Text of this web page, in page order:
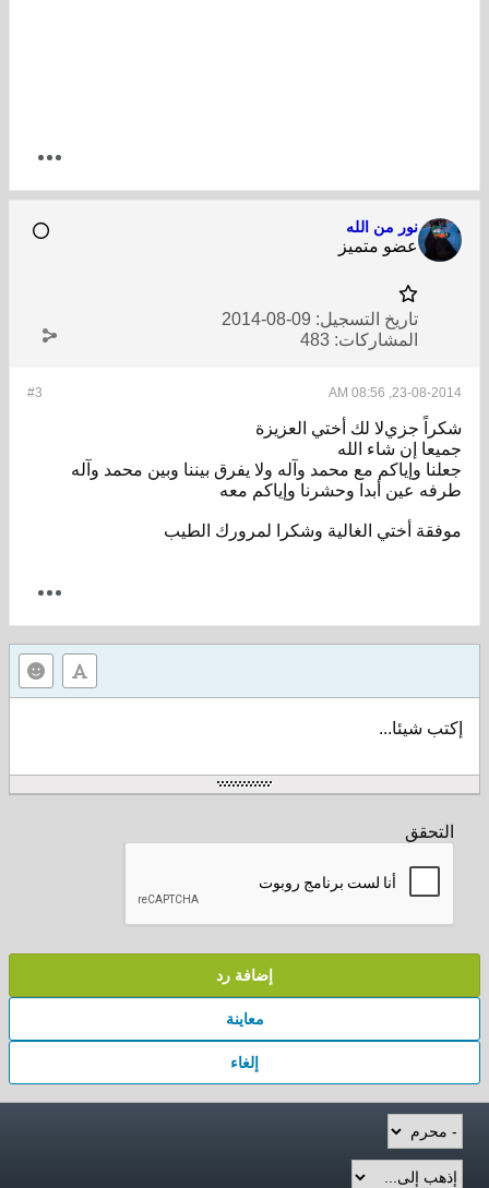
نور من الله
عضو متميز
تاريخ التسجيل: 09-08-2014
المشاركات: 483
#3 23-08-2014, 08:56 AM
شكراً جزيﻻ لك أختي العزيزة
جميعا إن شاء الله
جعلنا وإياكم مع محمد وآله وﻻ يفرق بيننا وبين محمد وآله
طرفه عين أبدا وحشرنا وإياكم معه
موفقة أختي الغالية وشكرا لمرورك الطيب
إكتب شيئا...
التحقق
إضافة رد
معاينة
إلغاء